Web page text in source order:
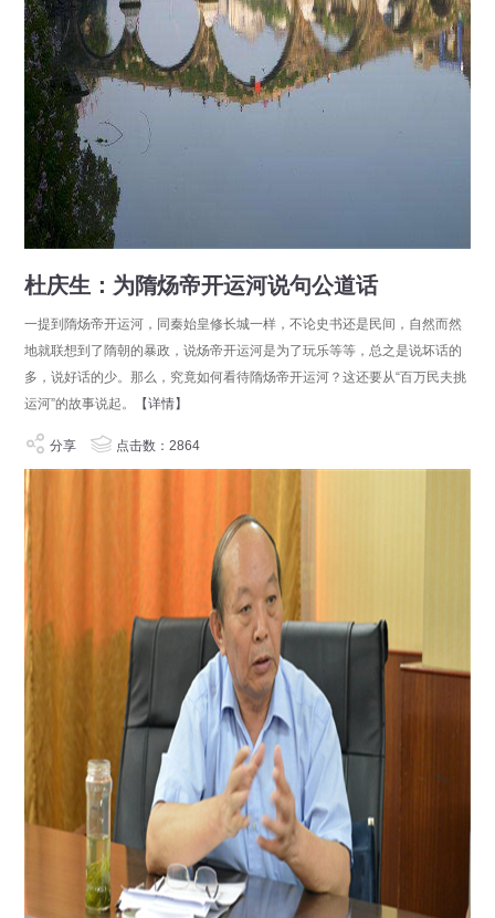
杜庆生：为隋炀帝开运河说句公道话
一提到隋炀帝开运河，同秦始皇修长城一样，不论史书还是民间，自然而然
地就联想到了隋朝的暴政，说炀帝开运河是为了玩乐等等，总之是说坏话的
多，说好话的少。那么，究竟如何看待隋炀帝开运河？这还要从“百万民夫挑
运河”的故事说起。
【详情】
分享 点击数：2864